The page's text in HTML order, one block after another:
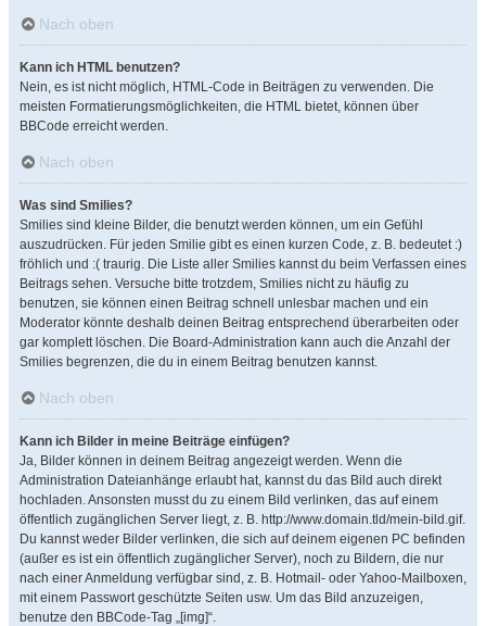
Nach oben
Kann ich HTML benutzen?
Nein, es ist nicht möglich, HTML-Code in Beiträgen zu verwenden. Die
meisten Formatierungsmöglichkeiten, die HTML bietet, können über
BBCode erreicht werden.
Nach oben
Was sind Smilies?
Smilies sind kleine Bilder, die benutzt werden können, um ein Gefühl
auszudrücken. Für jeden Smilie gibt es einen kurzen Code, z. B. bedeutet :)
fröhlich und :( traurig. Die Liste aller Smilies kannst du beim Verfassen eines
Beitrags sehen. Versuche bitte trotzdem, Smilies nicht zu häufig zu
benutzen, sie können einen Beitrag schnell unlesbar machen und ein
Moderator könnte deshalb deinen Beitrag entsprechend überarbeiten oder
gar komplett löschen. Die Board-Administration kann auch die Anzahl der
Smilies begrenzen, die du in einem Beitrag benutzen kannst.
Nach oben
Kann ich Bilder in meine Beiträge einfügen?
Ja, Bilder können in deinem Beitrag angezeigt werden. Wenn die
Administration Dateianhänge erlaubt hat, kannst du das Bild auch direkt
hochladen. Ansonsten musst du zu einem Bild verlinken, das auf einem
öffentlich zugänglichen Server liegt, z. B. http://www.domain.tld/mein-bild.gif.
Du kannst weder Bilder verlinken, die sich auf deinem eigenen PC befinden
(außer es ist ein öffentlich zugänglicher Server), noch zu Bildern, die nur
nach einer Anmeldung verfügbar sind, z. B. Hotmail- oder Yahoo-Mailboxen,
mit einem Passwort geschützte Seiten usw. Um das Bild anzuzeigen,
benutze den BBCode-Tag „[img]“.